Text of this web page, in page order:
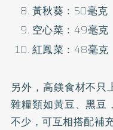
黃秋葵：50毫克
空心菜：49毫克
紅鳳菜：48毫克
另外，高鎂食材不只
雜糧類如黃豆、黑豆
不少，可互相搭配補充